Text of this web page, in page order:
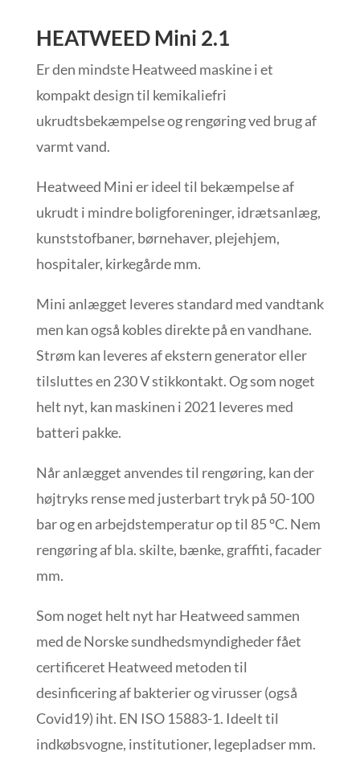
HEATWEED Mini 2.1
Er den mindste Heatweed maskine i et
kompakt design til kemikaliefri
ukrudtsbekæmpelse og rengøring ved brug af
varmt vand.
Heatweed Mini er ideel til bekæmpelse af
ukrudt i mindre boligforeninger, idrætsanlæg,
kunststofbaner, børnehaver, plejehjem,
hospitaler, kirkegårde mm.
Mini anlægget leveres standard med vandtank
men kan også kobles direkte på en vandhane.
Strøm kan leveres af ekstern generator eller
tilsluttes en 230 V stikkontakt. Og som noget
helt nyt, kan maskinen i 2021 leveres med
batteri pakke.
Når anlægget anvendes til rengøring, kan der
højtryks rense med justerbart tryk på 50-100
bar og en arbejdstemperatur op til 85 °C. Nem
rengøring af bla. skilte, bænke, graffiti, facader
mm.
Som noget helt nyt har Heatweed sammen
med de Norske sundhedsmyndigheder fået
certificeret Heatweed metoden til
desinficering af bakterier og virusser (også
Covid19) iht. EN ISO 15883-1. Ideelt til
indkøbsvogne, institutioner, legepladser mm.